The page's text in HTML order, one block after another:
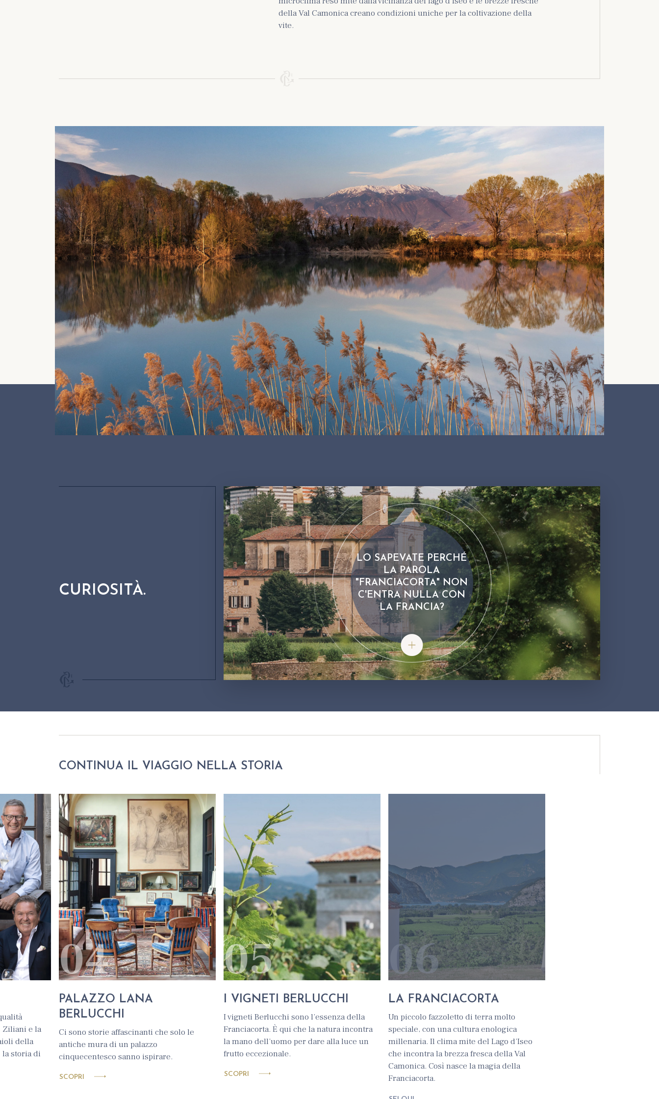
della Val Camonica creano condizioni uniche per la coltivazione della
vite.
CURIOSITÀ.
LO SAPEVATE PERCHÉ
LA PAROLA
"FRANCIACORTA" NON
C'ENTRA NULLA CON
LA FRANCIA?
LO SAPEVATE PERCHÉ LA PAROLA "FRANCIACORTA" NON C'ENTRA NULLA
CONTINUA IL VIAGGIO NELLA STORIA
Ziliani e la
della
la storia di
04
PALAZZO LANA
BERLUCCHI
Ci sono storie affascinanti che solo le
antiche mura di un palazzo
cinquecentesco sanno ispirare.
SCOPRI
05
I VIGNETI BERLUCCHI
I vigneti Berlucchi sono l’essenza della
Franciacorta. È qui che la natura incontra
la mano dell’uomo per dare alla luce un
frutto eccezionale.
SCOPRI
06
LA FRANCIACORTA
Un piccolo fazzoletto di terra molto
speciale, con una cultura enologica
millenaria. Il clima mite del Lago d’Iseo
che incontra la brezza fresca della Val
Camonica. Così nasce la magia della
Franciacorta.
LO SAPEVATE PERCHÉ LA
PAROLA "FRANCIACORTA"
NON C'ENTRA NULLA
CON LA FRANCIA?
cluniacensi. Ecco il perché del nome Franciacorta.